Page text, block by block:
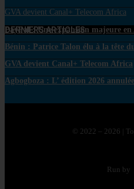
GVA devient Canal+ Telecom Africa
DERNIERS ARTICLES
PayPal : Une expansion majeure
Bénin : Patrice Talon élu à la tête
GVA devient Canal+ Telecom Africa
Agbogboza : L’ édition 2026 annulée
© 2022 – 2026 |
Run by